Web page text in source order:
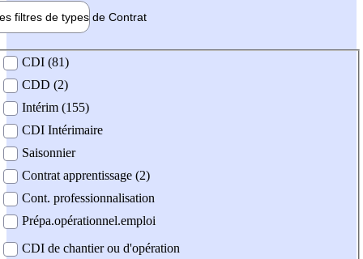
filtres de types de Contrat
contrat
CDI (81)
CDD (2)
Intérim (155)
CDI Intérimaire
Saisonnier
Contrat apprentissage (2)
Cont. professionnalisation
Prépa.opérationnel.emploi
CDI de chantier ou d'opération